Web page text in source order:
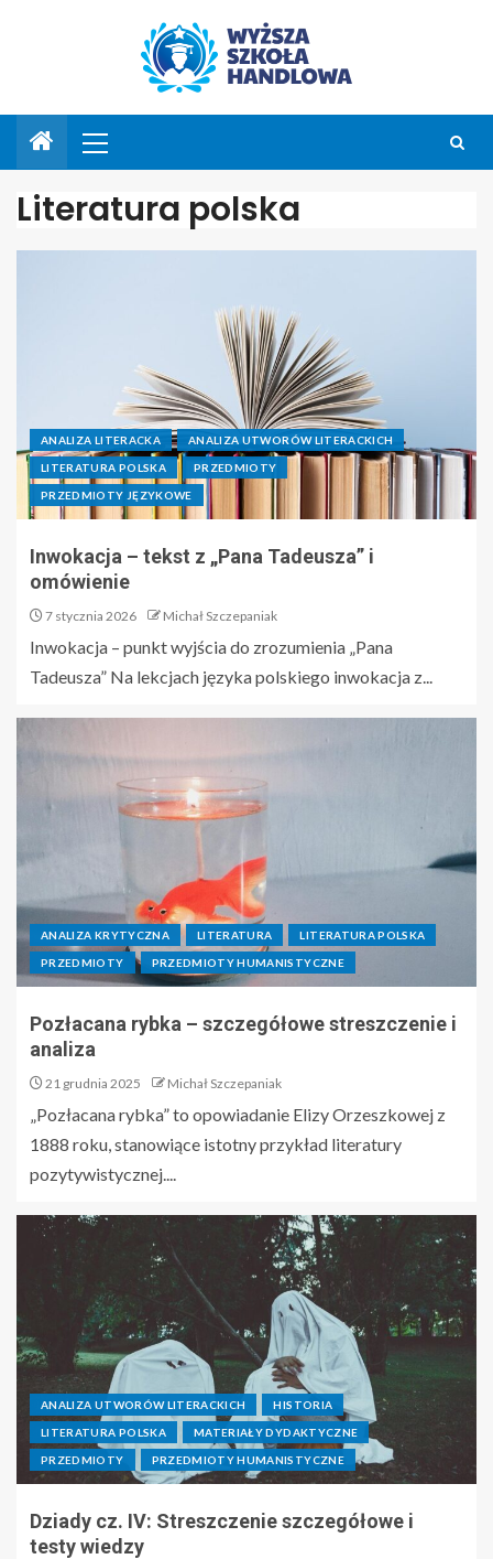
Literatura polska
ANALIZA LITERACKA ANALIZA UTWORÓW LITERACKICH
LITERATURA POLSKA PRZEDMIOTY
PRZEDMIOTY JĘZYKOWE
Inwokacja – tekst z „Pana Tadeusza” i
omówienie
7 stycznia 2026 Michał Szczepaniak
Inwokacja – punkt wyjścia do zrozumienia „Pana
Tadeusza” Na lekcjach języka polskiego inwokacja z...
ANALIZA KRYTYCZNA LITERATURA LITERATURA POLSKA
PRZEDMIOTY PRZEDMIOTY HUMANISTYCZNE
Pozłacana rybka – szczegółowe streszczenie i
analiza
21 grudnia 2025 Michał Szczepaniak
„Pozłacana rybka” to opowiadanie Elizy Orzeszkowej z
1888 roku, stanowiące istotny przykład literatury
pozytywistycznej....
ANALIZA UTWORÓW LITERACKICH HISTORIA
LITERATURA POLSKA MATERIAŁY DYDAKTYCZNE
PRZEDMIOTY PRZEDMIOTY HUMANISTYCZNE
Dziady cz. IV: Streszczenie szczegółowe i
testy wiedzy